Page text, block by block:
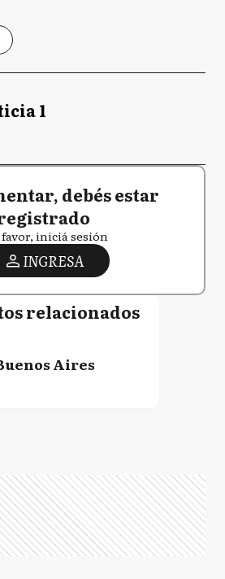
1
debés estar
iniciá sesión
INGRESA
relacionados
Aires